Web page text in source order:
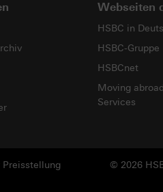
Webseiten
HSBC in
HSBC-Gruppe
HSBCnet
Moving
Services
© 2026
Preisstellung